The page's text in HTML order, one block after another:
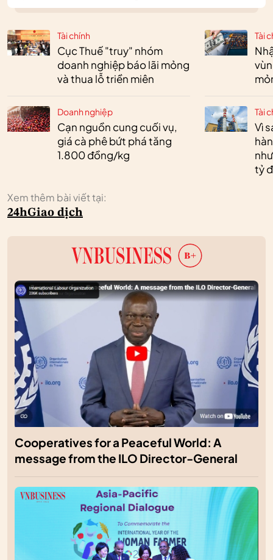
Tài chính
Cục Thuế "truy" nhóm
doanh nghiệp báo lãi mỏng
và thua lỗ triền miên
Doanh nghiệp
Cạn nguồn cung cuối vụ,
giá cà phê bứt phá tăng
1.800 đồng/kg
Tài
Tài
Vì
tỷ
Xem thêm bài viết tại:
24hGiao dịch
Cooperatives for a Peaceful World: A
message from the ILO Director-General